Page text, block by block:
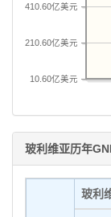
10.60亿美元
210.60亿美元
410.60亿美元
玻利维亚历年
玻利